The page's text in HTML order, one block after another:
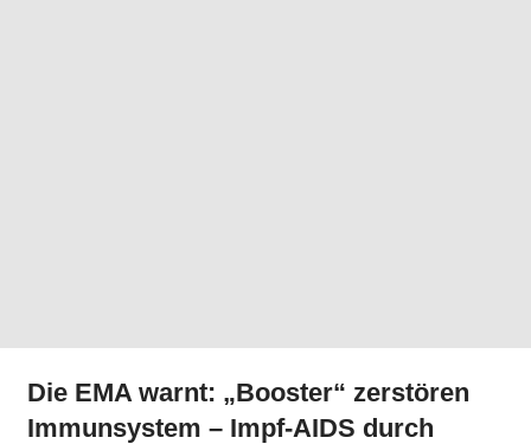
Die EMA warnt: „Booster“ zerstören
Immunsystem – Impf-AIDS durch